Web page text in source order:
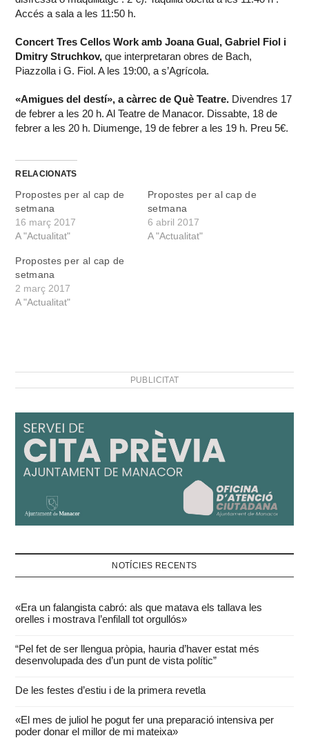
Accés a sala a les 11:50 h.
Concert Tres Cellos Work amb Joana Gual, Gabriel Fiol i
Dmitry Struchkov, que interpretaran obres de Bach,
Piazzolla i G. Fiol. A les 19:00, a s’Agrícola.
«Amigues del destí», a càrrec de Què Teatre. Divendres 17
de febrer a les 20 h. Al Teatre de Manacor. Dissabte, 18 de
febrer a les 20 h. Diumenge, 19 de febrer a les 19 h. Preu 5€.
RELACIONATS
Propostes per al cap de
setmana
16 març 2017
A "Actualitat"
Propostes per al cap de
setmana
6 abril 2017
A "Actualitat"
Propostes per al cap de
setmana
2 març 2017
A "Actualitat"
PUBLICITAT
NOTÍCIES RECENTS
«Era un falangista cabró: als que matava els tallava les
orelles i mostrava l’enfilall tot orgullós»
“Pel fet de ser llengua pròpia, hauria d’haver estat més
desenvolupada des d’un punt de vista polític”
De les festes d’estiu i de la primera revetla
«El mes de juliol he pogut fer una preparació intensiva per
poder donar el millor de mi mateixa»